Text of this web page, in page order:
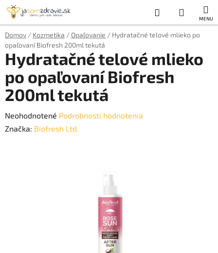
Prejsť
obsah
Hľadať
KOŠÍK
Domov / Kozmetika / Opaľovanie / Hydratačné telové mlieko po
opaľovaní Biofresh 200ml tekutá
Hydratačné telové mlieko
po opaľovaní Biofresh
200ml tekutá
Priemerné
hodnotenie
Neohodnotené Podrobnosti hodnotenia
Značka: Biofresh Ltd.